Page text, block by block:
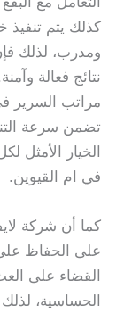
كذلك يتم
ومدرب، لذلك
نتائج فعالة
مراتب السرير
تضمن سرعة
الخيار
في ام القيوين.
كما أن شركة
على الحفاظ
القضاء على
الحساسية،